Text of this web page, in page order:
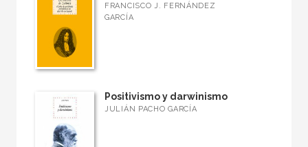
FRANCISCO J. FERNÁNDEZ
GARCÍA
Positivismo y darwinismo
JULIÁN PACHO GARCÍA